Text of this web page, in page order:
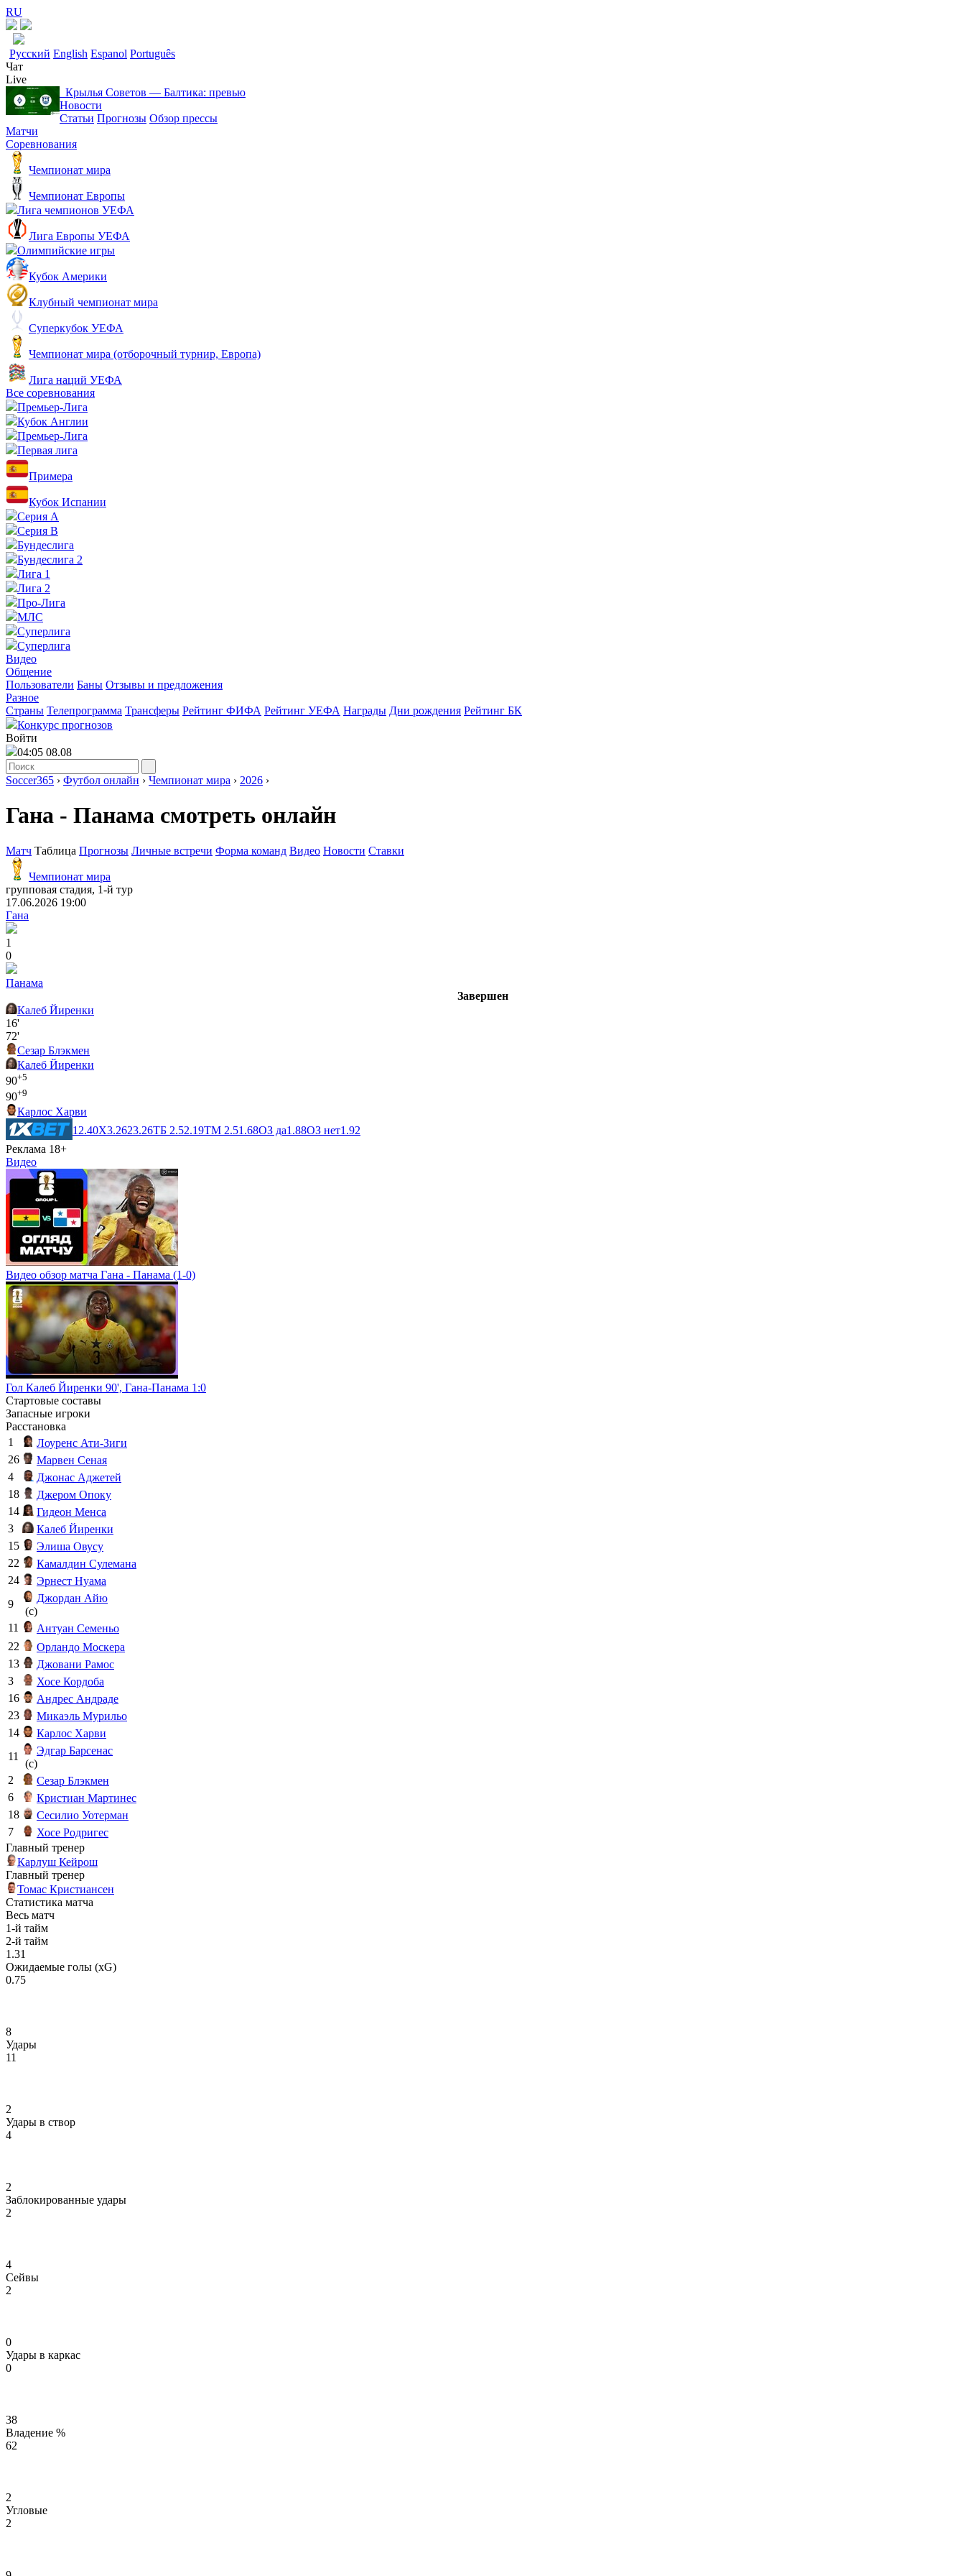
RU
Русский English Espanol Português
Чат
Live
Крылья Советов ― Балтика: превью
Новости
Статьи Прогнозы Обзор прессы
Матчи
Соревнования
Чемпионат мира
Чемпионат Европы
Лига чемпионов УЕФА
Лига Европы УЕФА
Олимпийские игры
Кубок Америки
Клубный чемпионат мира
Суперкубок УЕФА
Чемпионат мира (отборочный турнир, Европа)
Лига наций УЕФА
Все соревнования
Премьер-Лига
Кубок Англии
Премьер-Лига
Первая лига
Примера
Кубок Испании
Серия А
Серия B
Бундеслига
Бундеслига 2
Лига 1
Лига 2
Про-Лига
МЛС
Суперлига
Суперлига
Видео
Общение
Пользователи Баны Отзывы и предложения
Разное
Страны Телепрограмма Трансферы Рейтинг ФИФА Рейтинг УЕФА Награды Дни рождения Рейтинг БК
Конкурс прогнозов
Войти
04:05 08.08
Soccer365 › Футбол онлайн › Чемпионат мира › 2026 ›
Гана - Панама смотреть онлайн
Матч Таблица Прогнозы Личные встречи Форма команд Видео Новости Ставки
Чемпионат мира
групповая стадия, 1-й тур
17.06.2026 19:00
Гана
1
0
Панама
Завершен
Калеб Йиренки
16'
72'
Сезар Блэкмен
Калеб Йиренки
90+5
90+9
Карлос Харви
1 2.40X3.2623.26ТБ 2.52.19ТМ 2.51.68ОЗ да1.88ОЗ нет1.92
Реклама 18+
Видео
Видео обзор матча Гана - Панама (1-0)
Гол Калеб Йиренки 90', Гана-Панама 1:0
Стартовые составы
Запасные игроки
Расстановка
1
Лоуренс Ати-Зиги
26
Марвен Сеная
4
Джонас Аджетей
18
Джером Опоку
14
Гидеон Менса
3
Калеб Йиренки
15
Элиша Овусу
22
Камалдин Сулемана
24
Эрнест Нуама
9
Джордан Айю
(c)
11
Антуан Семеньо
22
Орландо Москера
13
Джовани Рамос
3
Хосе Кордоба
16
Андрес Андраде
23
Микаэль Мурильо
14
Карлос Харви
11
Эдгар Барсенас
(c)
2
Сезар Блэкмен
6
Кристиан Мартинес
18
Сесилио Уотерман
7
Хосе Родригес
Главный тренер
Карлуш Кейрош
Главный тренер
Томас Кристиансен
Статистика матча
Весь матч
1-й тайм
2-й тайм
1.31
Ожидаемые голы (xG)
0.75
8
Удары
11
2
Удары в створ
4
2
Заблокированные удары
2
4
Сейвы
2
0
Удары в каркас
0
38
Владение %
62
2
Угловые
2